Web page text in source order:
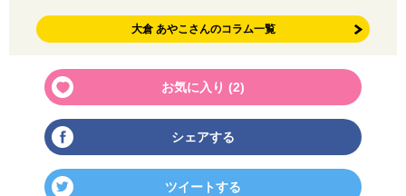
大倉 あやこさんのコラム一覧
お気に入り (2)
シェアする
ツイートする